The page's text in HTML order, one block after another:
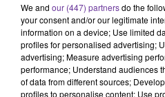
We and our (447) partnersdo the
your consent and/or our legitimate
information on a device; Use limited
profiles for personalised advertising;
advertising; Measure advertising
performance; Understand audiences
of data from different sources;
profiles to personalise content; Use